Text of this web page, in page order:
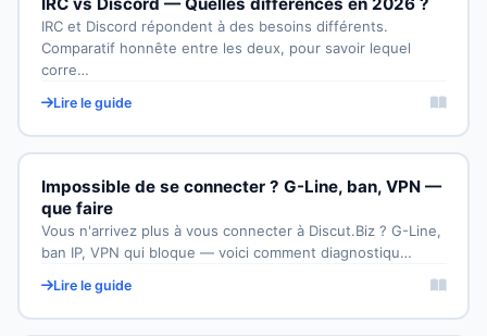
IRC et Discord répondent à des besoins différents.
Comparatif honnête entre les deux, pour savoir lequel
corre…
Lire le guide
Impossible de se connecter ? G-Line, ban, VPN —
que faire
Vous n'arrivez plus à vous connecter à Discut.Biz ? G-Line,
ban IP, VPN qui bloque — voici comment diagnostiqu…
Lire le guide